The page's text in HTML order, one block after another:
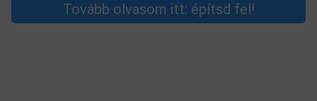
Tovább olvasom itt: építsd fel!